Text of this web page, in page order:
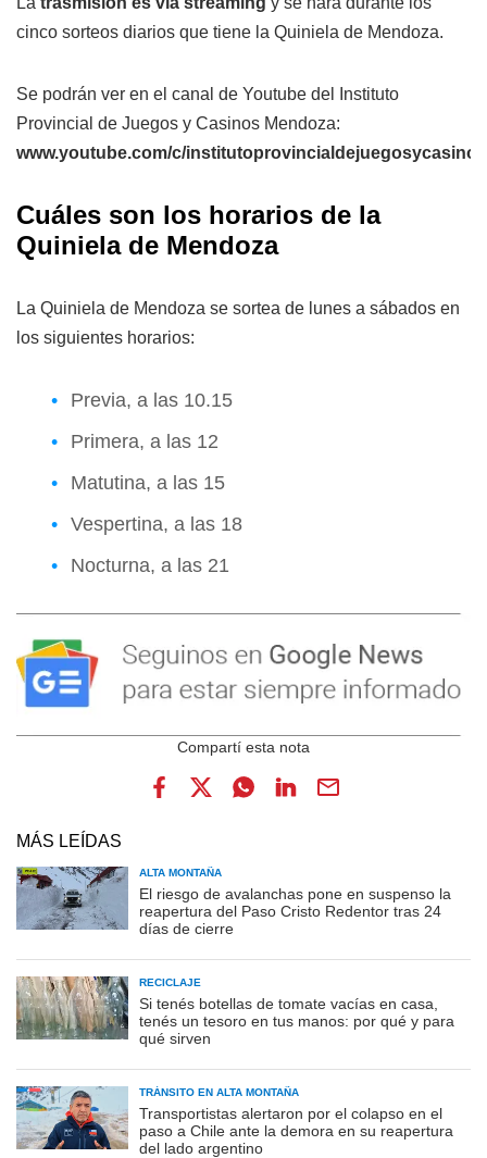
cinco sorteos diarios que tiene la Quiniela de Mendoza.
Se podrán ver en el canal de Youtube del Instituto
Provincial de Juegos y Casinos Mendoza:
www.youtube.com/c/
Cuáles son los horarios de la
Quiniela de Mendoza
La Quiniela de Mendoza se sortea de lunes a sábados en
los siguientes horarios:
Previa, a las 10.15
Primera, a las 12
Matutina, a las 15
Vespertina, a las 18
Nocturna, a las 21
MÁS LEÍDAS
ALTA MONTAÑA
El riesgo de avalanchas pone en suspenso la
reapertura del Paso Cristo Redentor tras 24
días de cierre
RECICLAJE
Si tenés botellas de tomate vacías en casa,
tenés un tesoro en tus manos: por qué y para
qué sirven
TRÁNSITO EN ALTA MONTAÑA
Transportistas alertaron por el colapso en el
paso a Chile ante la demora en su reapertura
del lado argentino